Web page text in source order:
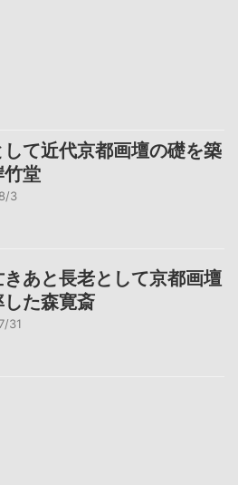
て近代京都画壇の礎を築
竹堂
3
あと長老として京都画壇
した森寛斎
31